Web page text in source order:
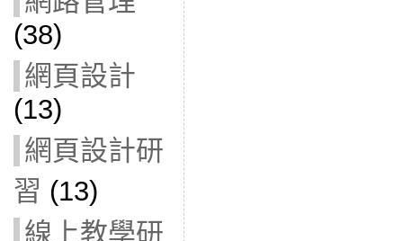
(38)
網頁設計
(13)
網頁設計研
習 (13)
線上教學研